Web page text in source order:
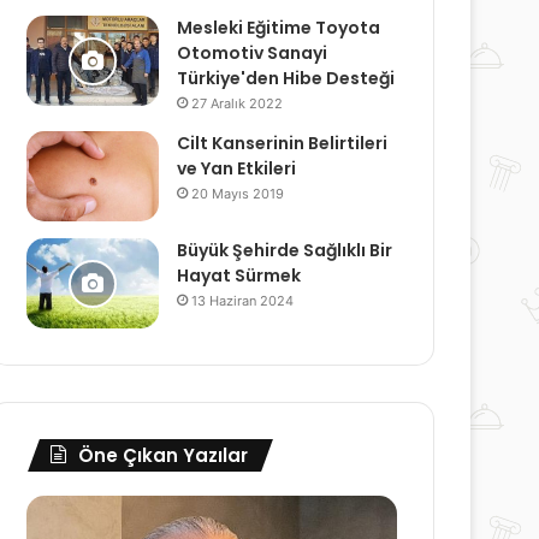
Mesleki Eğitime Toyota
Otomotiv Sanayi
Türkiye'den Hibe Desteği
27 Aralık 2022
Cilt Kanserinin Belirtileri
ve Yan Etkileri
20 Mayıs 2019
Büyük Şehirde Sağlıklı Bir
Hayat Sürmek
13 Haziran 2024
Öne Çıkan Yazılar
Ameliyat
Migren